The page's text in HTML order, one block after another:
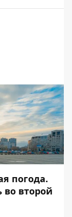
погода.
второй